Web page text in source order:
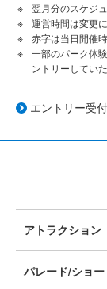
翌月分のスケジ
運営時間は変更
赤字は当日開催
一部のパーク体
ントリーしてい
エントリー受
アトラクション
パレード/ショー